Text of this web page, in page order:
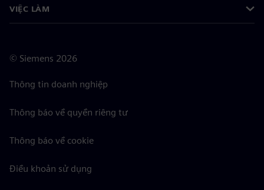
VIỆC LÀM
© Siemens 2026
Thông tin doanh nghiệp
Thông báo về quyền riêng tư
Thông báo về cookie
Điều khoản sử dụng